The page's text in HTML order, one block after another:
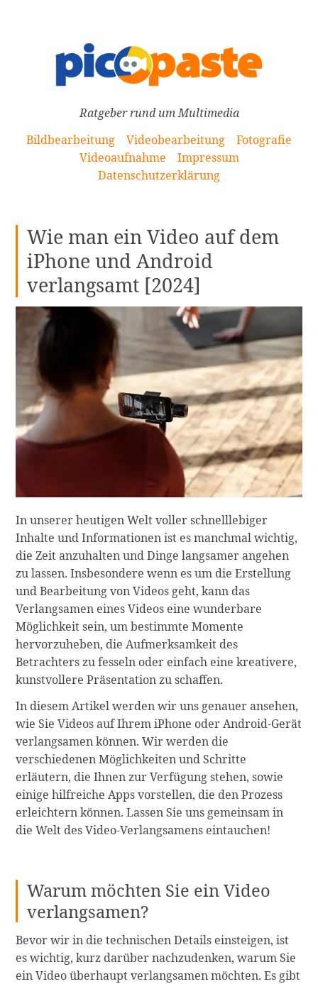
Ratgeber rund um Multimedia
Bildbearbeitung
Videobearbeitung
Fotografie
Videoaufnahme
Impressum
Datenschutzerklärung
Wie man ein Video auf dem
iPhone und Android
verlangsamt [2024]
In unserer heutigen Welt voller schnelllebiger
Inhalte und Informationen ist es manchmal wichtig,
die Zeit anzuhalten und Dinge langsamer angehen
zu lassen. Insbesondere wenn es um die Erstellung
und Bearbeitung von Videos geht, kann das
Verlangsamen eines Videos eine wunderbare
Möglichkeit sein, um bestimmte Momente
hervorzuheben, die Aufmerksamkeit des
Betrachters zu fesseln oder einfach eine kreativere,
kunstvollere Präsentation zu schaffen.
In diesem Artikel werden wir uns genauer ansehen,
wie Sie Videos auf Ihrem iPhone oder Android-Gerät
verlangsamen können. Wir werden die
verschiedenen Möglichkeiten und Schritte
erläutern, die Ihnen zur Verfügung stehen, sowie
einige hilfreiche Apps vorstellen, die den Prozess
erleichtern können. Lassen Sie uns gemeinsam in
die Welt des Video-Verlangsamens eintauchen!
Warum möchten Sie ein Video
verlangsamen?
Bevor wir in die technischen Details einsteigen, ist
es wichtig, kurz darüber nachzudenken, warum Sie
ein Video überhaupt verlangsamen möchten. Es gibt